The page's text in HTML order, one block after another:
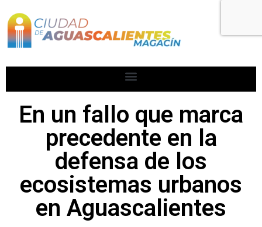
En un fallo que marca
precedente en la
defensa de los
ecosistemas urbanos
en Aguascalientes